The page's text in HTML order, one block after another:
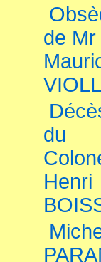
de Mr
du
Henri